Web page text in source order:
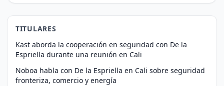
TITULARES
Kast aborda la cooperación en seguridad con De la
Espriella durante una reunión en Cali
Noboa habla con De la Espriella en Cali sobre seguridad
fronteriza, comercio y energía